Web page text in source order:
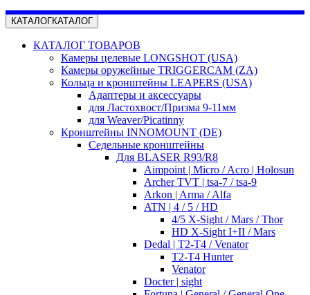
КАТАЛОГКАТАЛОГ
КАТАЛОГ ТОВАРОВ
Камеры целевые LONGSHOT (USA)
Камеры оружейные TRIGGERCAM (ZA)
Кольца и кронштейны LEAPERS (USA)
Адаптеры и аксессуары
для Ластохвост/Призма 9-11мм
для Weaver/Picatinny
Кронштейны INNOMOUNT (DE)
Седельные кронштейны
Для BLASER R93/R8
Aimpoint | Micro / Acro | Holosun
Archer TVT | tsa-7 / tsa-9
Arkon | Arma / Alfa
ATN | 4 / 5 / HD
4/5 X-Sight / Mars / Thor
HD X-Sight I+II / Mars
Dedal | T2-T4 / Venator
T2-T4 Hunter
Venator
Docter | sight